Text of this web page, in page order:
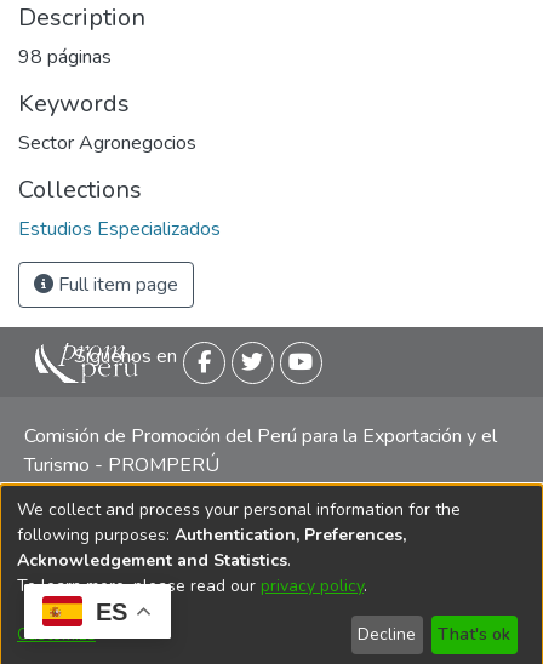
ES
Description
98 páginas
Keywords
Sector Agronegocios
Collections
Estudios Especializados
Full item page
Siguenos en
Comisión de Promoción del Perú para la Exportación y el
Turismo - PROMPERÚ
Central telefónica: (511) 616 7300 / 616 7400 Calle Uno
Oeste 50, Edificio Mincetur, Pisos 13 y 14, San Isidro -
Lima
Copyright 2025 PROMPERÚ
We collect and process your personal information for the
following purposes: Authentication, Preferences,
Acknowledgement and Statistics.
To learn more, please read our privacy policy.
Customize Decline That's ok